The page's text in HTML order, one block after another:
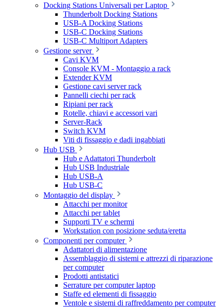
Docking Stations Universali per Laptop
Thunderbolt Docking Stations
USB-A Docking Stations
USB-C Docking Stations
USB-C Multiport Adapters
Gestione server
Cavi KVM
Console KVM - Montaggio a rack
Extender KVM
Gestione cavi server rack
Pannelli ciechi per rack
Ripiani per rack
Rotelle, chiavi e accessori vari
Server-Rack
Switch KVM
Viti di fissaggio e dadi ingabbiati
Hub USB
Hub e Adattatori Thunderbolt
Hub USB Industriale
Hub USB-A
Hub USB-C
Montaggio del display
Attacchi per monitor
Attacchi per tablet
Supporti TV e schermi
Workstation con posizione seduta/eretta
Componenti per computer
Adattatori di alimentazione
Assemblaggio di sistemi e attrezzi di riparazione
per computer
Prodotti antistatici
Serrature per computer laptop
Staffe ed elementi di fissaggio
Ventole e sistemi di raffreddamento per computer